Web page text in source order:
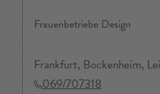
Frauenbetriebe Design
Frankfurt, Bockenheim,
069/707318